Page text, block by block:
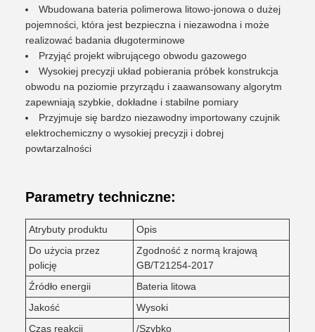
Wbudowana bateria polimerowa litowo-jonowa o dużej
pojemności, która jest bezpieczna i niezawodna i może
realizować badania długoterminowe
Przyjąć projekt wibrującego obwodu gazowego
Wysokiej precyzji układ pobierania próbek konstrukcja
obwodu na poziomie przyrządu i zaawansowany algorytm
zapewniają szybkie, dokładne i stabilne pomiary
Przyjmuje się bardzo niezawodny importowany czujnik
elektrochemiczny o wysokiej precyzji i dobrej
powtarzalności
Parametry techniczne:
Atrybuty produktu
Opis
Do użycia przez
policję
Zgodność z normą krajową
GB/T21254-2017
Źródło energii
Bateria litowa
Jakość
Wysoki
Czas reakcji
/Szybko